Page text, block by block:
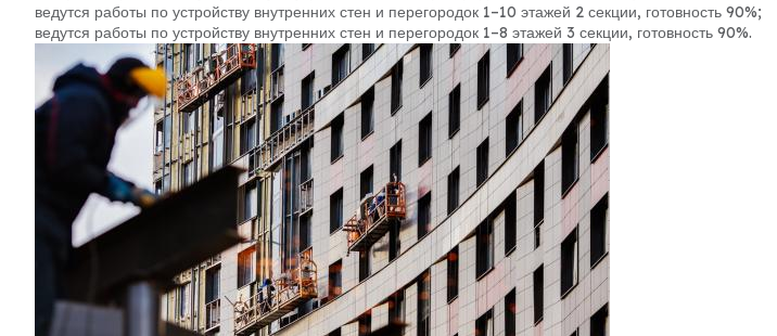
ведутся работы по устройству внутренних стен и перегородок 1–10 этажей 2 секции, готовность 90%;
ведутся работы по устройству внутренних стен и перегородок 1–8 этажей 3 секции, готовность 90%.